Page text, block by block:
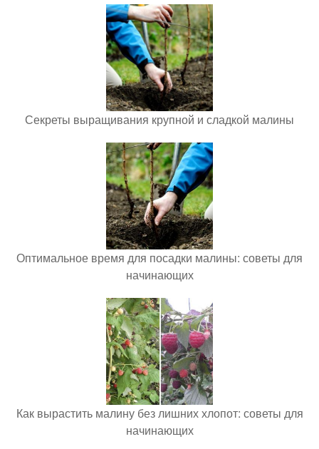
Секреты выращивания крупной и сладкой малины
Оптимальное время для посадки малины: советы для
начинающих
Как вырастить малину без лишних хлопот: советы для
начинающих